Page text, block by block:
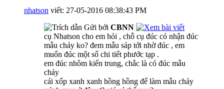
nhatson viết: 27-05-2016 08:38:43 PM
Gửi bởi CBNN
cụ Nhatson cho em hỏi , chỗ cụ đúc có nhận đúc
mẫu chảy ko? đem mẫu sáp tới nhờ đúc , em
muốn đúc một số chi tiết phước tạp .
em đúc nhôm kiến trung, chắc là có đúc mẫu
chảy
cái xốp xanh xanh hồng hồng để làm mẫu chảy